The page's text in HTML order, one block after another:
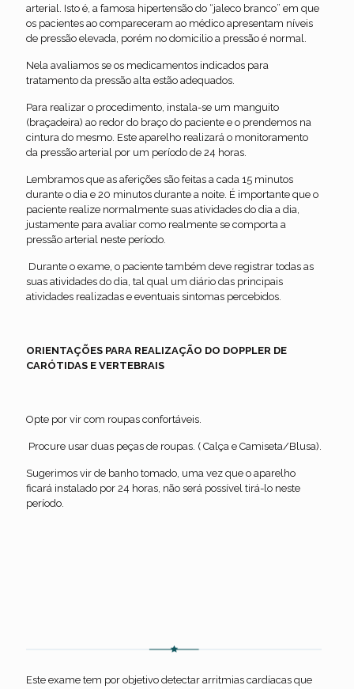
arterial. Isto é, a famosa hipertensão do “jaleco branco” em que
os pacientes ao compareceram ao médico apresentam níveis
de pressão elevada, porém no domicilio a pressão é normal.
Nela avaliamos se os medicamentos indicados para
tratamento da pressão alta estão adequados.
Para realizar o procedimento, instala-se um manguito
(braçadeira) ao redor do braço do paciente e o prendemos na
cintura do mesmo. Este aparelho realizará o monitoramento
da pressão arterial por um período de 24 horas.
Lembramos que as aferições são feitas a cada 15 minutos
durante o dia e 20 minutos durante a noite. É importante que o
paciente realize normalmente suas atividades do dia a dia,
justamente para avaliar como realmente se comporta a
pressão arterial neste período.
Durante o exame, o paciente também deve registrar todas as
suas atividades do dia, tal qual um diário das principais
atividades realizadas e eventuais sintomas percebidos.
ORIENTAÇÕES PARA REALIZAÇÃO DO DOPPLER DE
CARÓTIDAS E VERTEBRAIS
Opte por vir com roupas confortáveis.
Procure usar duas peças de roupas. ( Calça e Camiseta/Blusa).
Sugerimos vir de banho tomado, uma vez que o aparelho
ficará instalado por 24 horas, não será possível tirá-lo neste
período.
Este exame tem por objetivo detectar arritmias cardíacas que